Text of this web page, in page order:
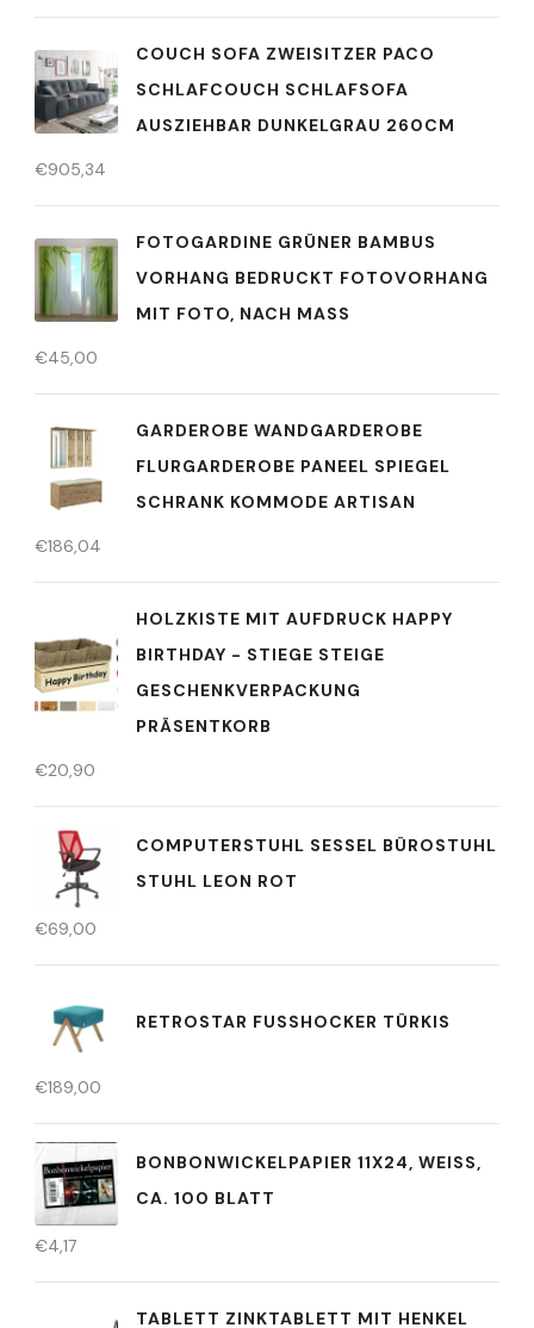
COUCH SOFA ZWEISITZER PACO
SCHLAFCOUCH SCHLAFSOFA
AUSZIEHBAR DUNKELGRAU 260CM
€905,34
FOTOGARDINE GRÜNER BAMBUS
VORHANG BEDRUCKT FOTOVORHANG
MIT FOTO, NACH MASS
€45,00
GARDEROBE WANDGARDEROBE
FLURGARDEROBE PANEEL SPIEGEL
SCHRANK KOMMODE ARTISAN
€186,04
HOLZKISTE MIT AUFDRUCK HAPPY
BIRTHDAY - STIEGE STEIGE
GESCHENKVERPACKUNG
PRÄSENTKORB
€20,90
COMPUTERSTUHL SESSEL BÜROSTUHL
STUHL LEON ROT
€69,00
RETROSTAR FUSSHOCKER TÜRKIS
€189,00
BONBONWICKELPAPIER 11X24, WEISS, C
A. 100 BLATT
€4,17
TABLETT ZINKTABLETT MIT HENKEL